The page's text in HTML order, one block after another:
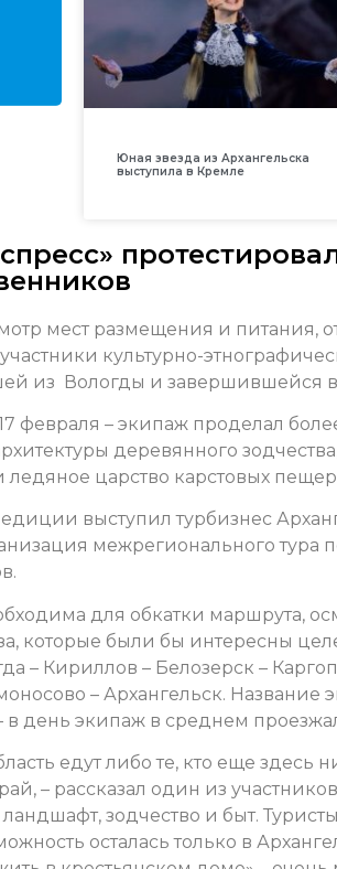
Юная звезда из Архангельска
выступила в Кремле
мест размещения и питания,
культурно-
из Вологды и завершившейся
февраля – экипаж проделал
деревянного
царство карстовых
выступил турбизнес
межрегионального тура
для обкатки маршрута,
которые были бы интересны
– Кириллов – Белозерск –
– Архангельск.
в день экипаж в среднем
едут либо те, кто еще здесь
– рассказал один из
зодчество и быт.
осталась только в